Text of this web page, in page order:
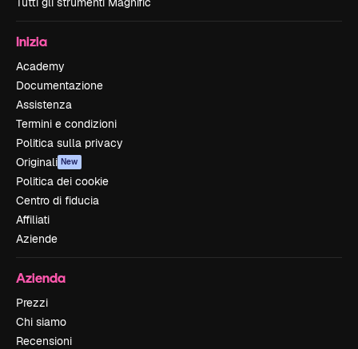
Inizia
Academy
Documentazione
Assistenza
Termini e condizioni
Politica sulla privacy
Originali New
Politica dei cookie
Centro di fiducia
Affiliati
Aziende
Azienda
Prezzi
Chi siamo
Recensioni